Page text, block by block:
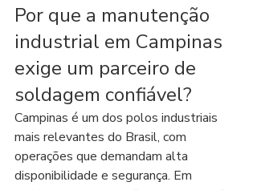
Por que a manutenção
industrial em Campinas
exige um parceiro de
soldagem confiável?
Campinas é um dos polos industriais
mais relevantes do Brasil, com
operações que demandam alta
disponibilidade e segurança. Em